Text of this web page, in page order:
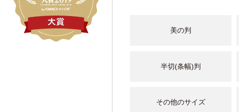
美の判
半切(条幅)判
その他のサイズ